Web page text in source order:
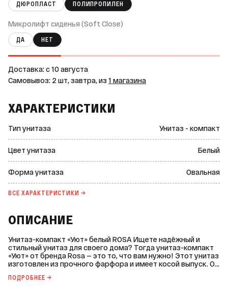
ДЮРОПЛАСТ ПОЛИПРОПИЛЕН
Микролифт сиденья (Soft Close)
ДА НЕТ
Доставка: c 10 августа
Самовывоз: 2 шт, завтра, из 1 магазина
ХАРАКТЕРИСТИКИ
Тип унитаза Унитаз - компакт
Цвет унитаза Белый
Форма унитаза Овальная
ВСЕ ХАРАКТЕРИСТИКИ →
ОПИСАНИЕ
Унитаз-компакт «Уют» белый ROSA Ищете надёжный и
стильный унитаз для своего дома? Тогда унитаз-компакт
«Уют» от бренда Rosa — это то, что вам нужно! Этот унитаз
изготовлен из прочного фарфора и имеет косой выпуск. Он
комфортное использование и предотвращает
ПОДРОБНЕЕ →